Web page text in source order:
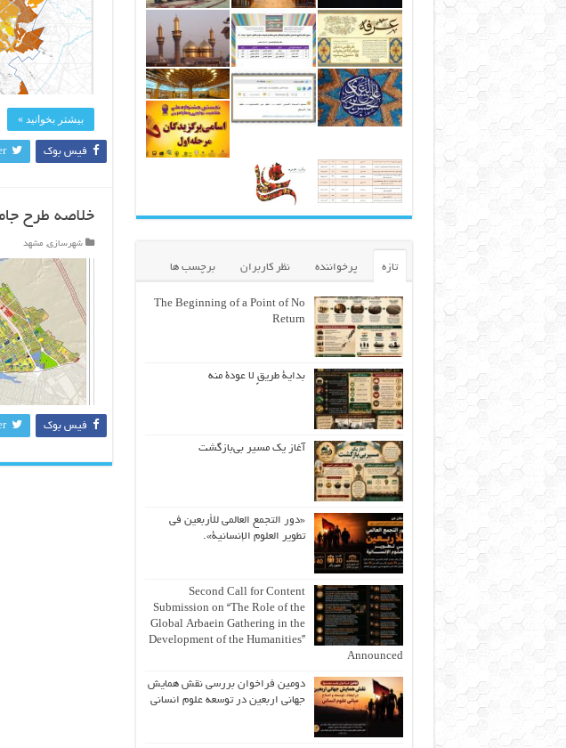
بیشتر بخوانید »
فیس بوک
خلاصه طرح
شهرسازی, مشهد
فیس بوک
تازه پرخواننده نظر کاربران برچسب ها
The Beginning of a Point of No
Return
بداية طريقٍ لا عودة منه
آغاز یک مسیر بی‌بازگشت
«دور التجمع العالمي للأربعين في
تطوير العلوم الإنسانية».
Second Call for Content
Submission on “The Role of the
Global Arbaein Gathering in the
Development of the Humanities”
Announced
دومین فراخوان بررسی نقش همایش
جهانی اربعین در توسعه علوم انسانی